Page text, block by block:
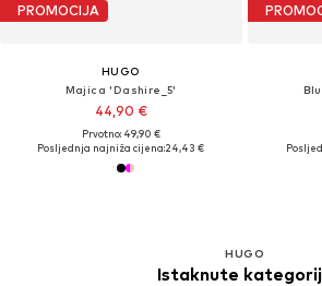
PROMOCIJA
HUGO
Majica 'Dashire_5'
44,90 €
Prvotno: 49,90 €
Posljednja najniža cijena:24,43 €
HUGO
Istaknute